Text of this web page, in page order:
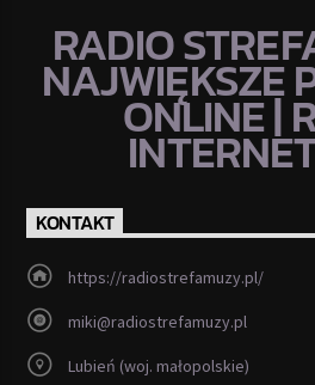
RADIO
NAJWIĘKSZE
ONLINE |
KONTAKT
https://radiostrefamuzy.pl/
miki@radiostrefamuzy.pl
Lubień (woj. małopolskie)